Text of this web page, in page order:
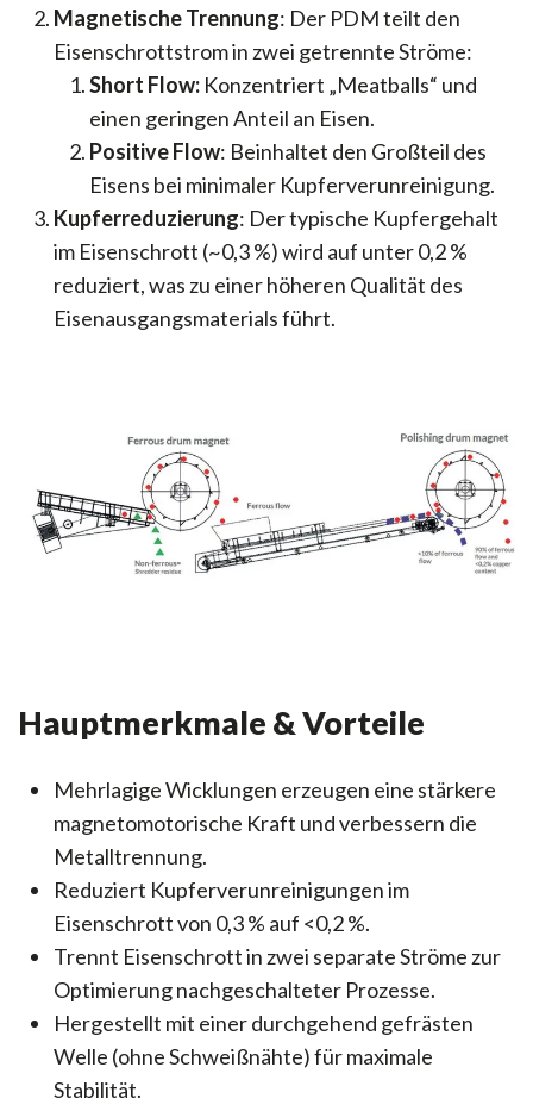
Magnetische Trennung: Der PDM teilt den
Eisenschrottstrom in zwei getrennte Ströme:
Short Flow: Konzentriert „Meatballs“ und
einen geringen Anteil an Eisen.
Positive Flow: Beinhaltet den Großteil des
Eisens bei minimaler Kupferverunreinigung.
Kupferreduzierung: Der typische Kupfergehalt
im Eisenschrott (~0,3 %) wird auf unter 0,2 %
reduziert, was zu einer höheren Qualität des
Eisenausgangsmaterials führt.
Hauptmerkmale & Vorteile
Mehrlagige Wicklungen erzeugen eine stärkere
magnetomotorische Kraft und verbessern die
Metalltrennung.
Reduziert Kupferverunreinigungen im
Eisenschrott von 0,3 % auf <0,2 %.
Trennt Eisenschrott in zwei separate Ströme zur
Optimierung nachgeschalteter Prozesse.
Hergestellt mit einer durchgehend gefrästen
Welle (ohne Schweißnähte) für maximale
Stabilität.